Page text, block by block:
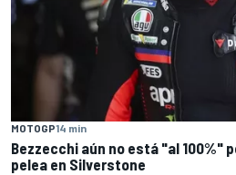
MOTOGP14 min
Bezzecchi aún no está "al 100%"
pelea en Silverstone